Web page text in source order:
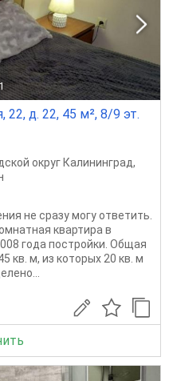
22, д. 22, 45 м², 8/9 эт.
округ Калининград,
не сразу могу ответить.
квартира в
года постройки. Общая
кв. м, из которых 20 кв. м